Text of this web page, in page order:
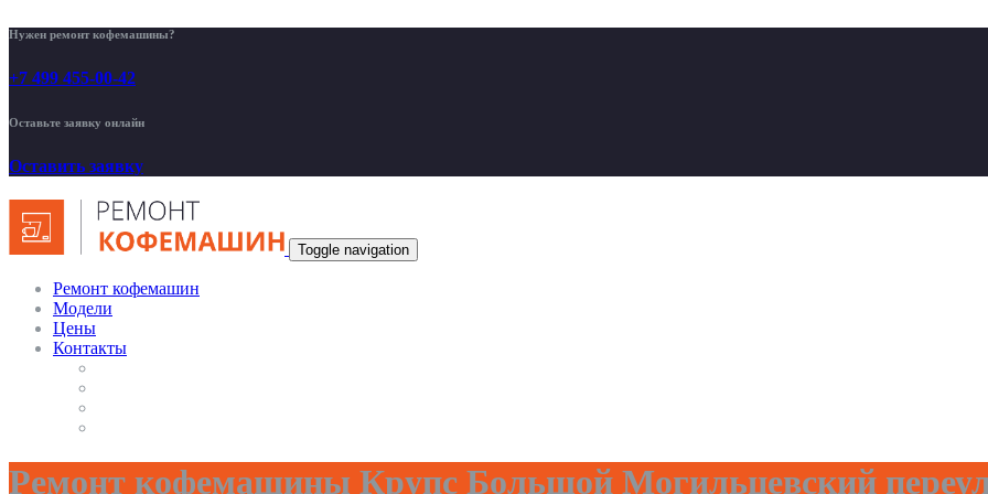
Нужен ремонт кофемашины?
+7 499 455-00-42
Оставьте заявку онлайн
Оставить заявку
Toggle navigation
Ремонт кофемашин
Модели
Цены
Контакты
Ремонт кофемашины Крупс Большой Могильцевский